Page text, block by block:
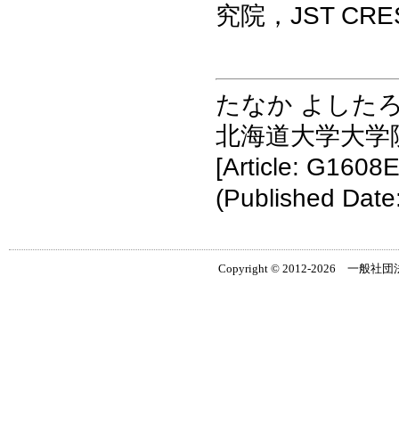
究院，JST
たなか よした
北海道大学大学
[Article:
(Published
Copyright © 2012-2026 一般社団